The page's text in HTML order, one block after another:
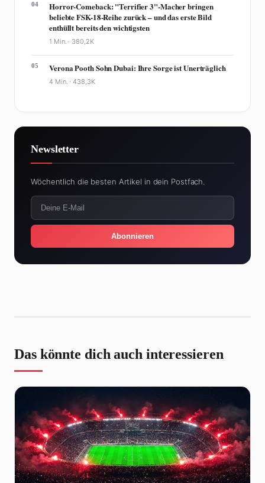
04
Horror-Comeback: "Terrifier 3"-Macher bringen
beliebte FSK-18-Reihe zurück – und das erste Bild
enthüllt bereits den wichtigsten
1 Min. · 380,2K
05 Verona Pooth Sohn Dubai: Ihre Sorge ist Unerträglich
4 Min. ·438,3K
Newsletter
Wöchentlich die besten Artikel in dein Postfach.
Abonnieren
Das könnte dich auch interessieren